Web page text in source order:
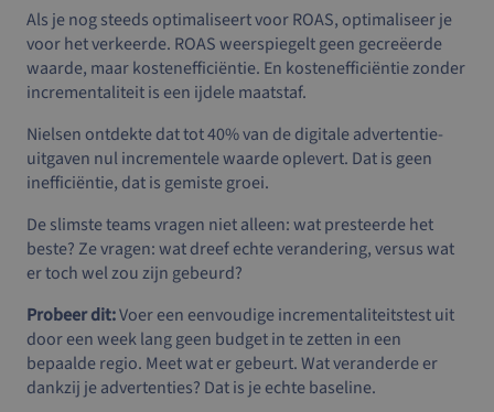
Als je nog steeds optimaliseert voor ROAS, optimaliseer je
voor het verkeerde. ROAS weerspiegelt geen gecreëerde
waarde, maar kostenefficiëntie. En kostenefficiëntie zonder
incrementaliteit is een ijdele maatstaf.
Nielsen ontdekte dat tot 40% van de digitale advertentie-
uitgaven nul incrementele waarde oplevert. Dat is geen
inefficiëntie, dat is gemiste groei.
De slimste teams vragen niet alleen: wat presteerde het
beste? Ze vragen: wat dreef echte verandering, versus wat
er toch wel zou zijn gebeurd?
Probeer dit:Voer een eenvoudige incrementaliteitstest uit
door een week lang geen budget in te zetten in een
bepaalde regio. Meet wat er gebeurt. Wat veranderde er
dankzij je advertenties? Dat is je echte baseline.